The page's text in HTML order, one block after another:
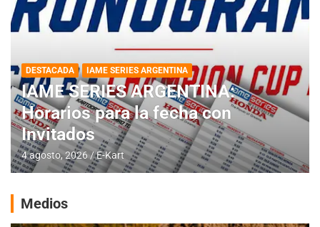
DESTACADA IAME SERIES ARGENTINA
IAME SERIES ARGENTINA:
Horarios para la fecha con
Invitados
4 agosto, 2026 E-Kart
Medios